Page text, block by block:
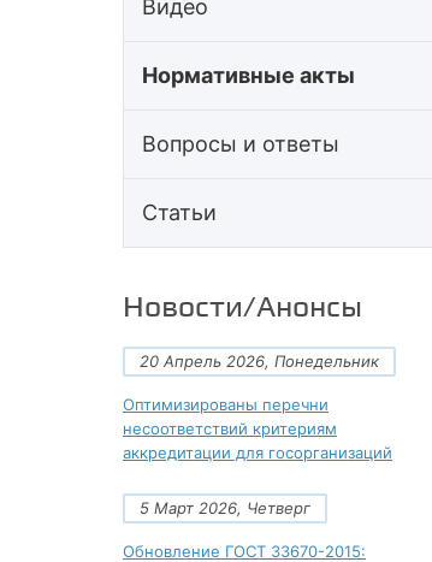
Видео
Нормативные акты
Вопросы и ответы
Статьи
Новости/Анонсы
20 Апрель 2026, Понедельник
Оптимизированы перечни
несоответствий критериям
аккредитации для госорганизаций
5 Март 2026, Четверг
Обновление ГОСТ 33670-2015: